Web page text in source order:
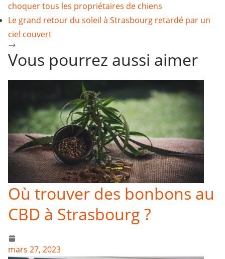
choquer tous les propriétaires de chiens
Le grand retour du soleil à Strasbourg retardé par un
ciel couvert
Vous pourrez aussi aimer
Où trouver des bonbons au
CBD à Strasbourg ?
mars 27, 2023